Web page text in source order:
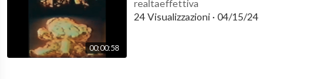
Abbonati a questo canale per accedere ai vantaggi:
https://www.youtube.com/channe....l/UCVyGg6yFJJAPVS9NT
00:00:58
realtaeffettiva
24 Visualizzazioni · 04/15/24